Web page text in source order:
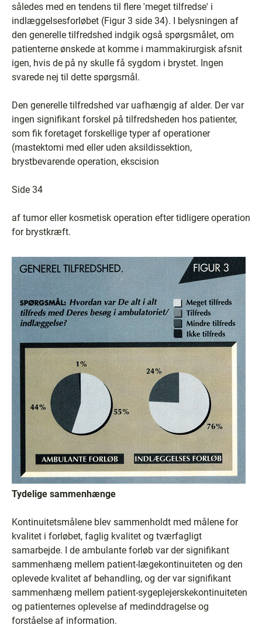
således med en tendens til flere 'meget tilfredse' i
indlæggelsesforløbet (Figur 3 side 34). I belysningen af
den generelle tilfredshed indgik også spørgsmålet, om
patienterne ønskede at komme i mammakirurgisk afsnit
igen, hvis de på ny skulle få sygdom i brystet. Ingen
svarede nej til dette spørgsmål.
Den generelle tilfredshed var uafhængig af alder. Der var
ingen signifikant forskel på tilfredsheden hos patienter,
som fik foretaget forskellige typer af operationer
(mastektomi med eller uden aksildissektion,
brystbevarende operation, ekscision
Side 34
af tumor eller kosmetisk operation efter tidligere operation
for brystkræft.
Tydelige sammenhænge
Kontinuitetsmålene blev sammenholdt med målene for
kvalitet i forløbet, faglig kvalitet og tværfagligt
samarbejde. I de ambulante forløb var der signifikant
sammenhæng mellem patient-lægekontinuiteten og den
oplevede kvalitet af behandling, og der var signifikant
sammenhæng mellem patient-sygeplejerskekontinuiteten
og patienternes oplevelse af medinddragelse og
forståelse af information.